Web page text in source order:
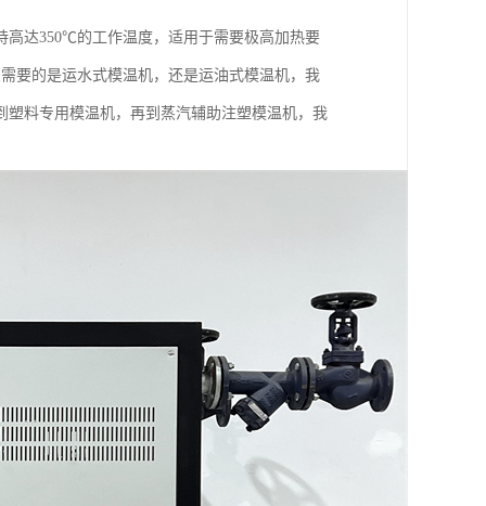
高达350℃的工作温度，适用于需要极高加热要
要的是运水式模温机，还是运油式模温机，我
料专用模温机，再到蒸汽辅助注塑模温机，我